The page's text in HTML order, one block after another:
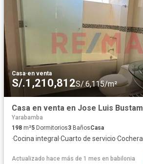
Casa·en venta
S/.1,210,812S/.6,115/m²
Yarabamba
198 m²5 Dormitorios3 BañosCasa
·Cocina integral ·Cuarto de servicio·Cochera
Actualizado hace más de 1 mes en babilonia